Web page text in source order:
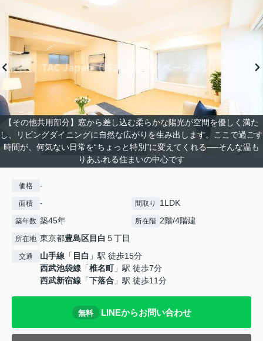
【その他共用部分】窓から差し込む柔らかな陽光が空間を優しく満た
し、リビングダイニングに自然な広がりを生み出します。ここで過ごす
時間が、何気ない日常を“ちょっと特別”に変えてくれる──そんな温も
りあふれる住まいの中心です
価格 -
面積 - 間取り 1LDK
築年数 築45年 所在階 2階/4階建
所在地 東京都豊島区目白 ５丁目
交通 山手線 「 目白 」駅 徒歩15分
西武池袋線 「椎名町」駅 徒歩7分
西武新宿線 「下落合 」駅 徒歩11分
無料 LINEからお問い合わせ